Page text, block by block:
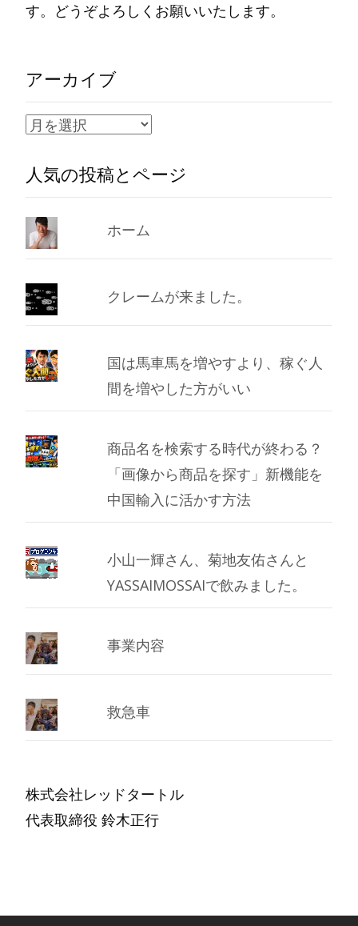
す。どうぞよろしくお願いいたします。
アーカイブ
ア
カ
イ
ブ
人気の投稿とページ
ホーム
クレームが来ました。
国は馬車馬を増やすより、稼ぐ人
間を増やした方がいい
商品名を検索する時代が終わる？
「画像から商品を探す」新機能を
中国輸入に活かす方法
小山一輝さん、菊地友佑さんと
YASSAIMOSSAIで飲みました。
事業内容
救急車
株式会社レッドタートル
代表取締役 鈴木正行